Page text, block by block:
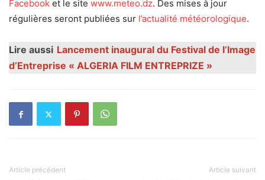
Facebook et le site www.meteo.dz. Des mises à jour
régulières seront publiées sur l’actualité météorologique.
Lire aussi Lancement inaugural du Festival de l’Image
d’Entreprise « ALGERIA FILM ENTREPRIZE »
Article précédent Article suivant